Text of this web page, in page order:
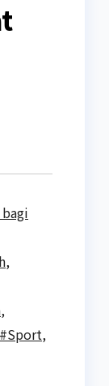
,
,
#Sport,